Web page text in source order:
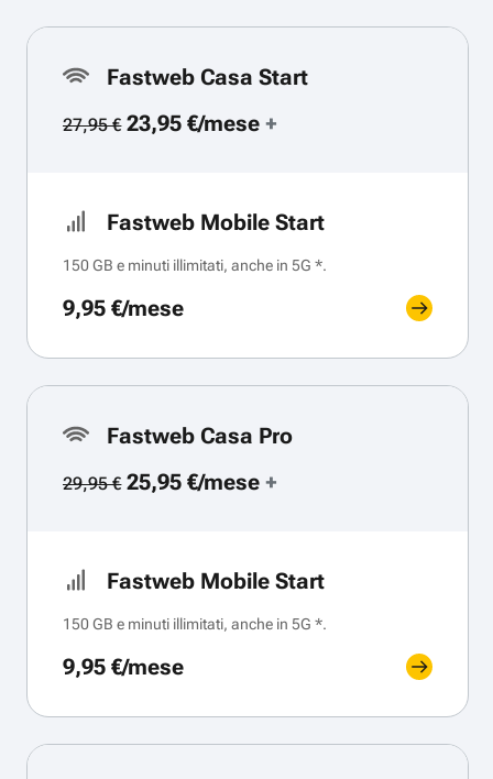
Fastweb Casa Start
27,95 €23,95 €/mese+
Fastweb Mobile Start
150 GB e minuti illimitati, anche in 5G *.
9,95 €/mese
Fastweb Casa Pro
29,95 €25,95 €/mese+
Fastweb Mobile Start
150 GB e minuti illimitati, anche in 5G *.
9,95 €/mese